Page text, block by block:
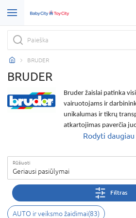
BRUDER
BRUDER
Bruder žaislai patinka
vairuotojams ir
unikalumas ir tikrų
atkartojimas paverčia
Beje, gaminat savo
naudojamas ir tikroje
Bruder žaislai
garsėja
siūlome savo pirkėjams
Asortimente rasite
gatvių valymo mašinas,
tikroviškas priemones.
Rodyti daugiau
Rūšiuoti
Geriausi pasiūlymai
Filtras
AUTO ir veiksmo žaidimai(83)